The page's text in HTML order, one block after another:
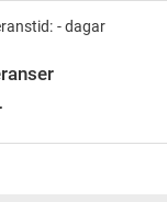
- dagar